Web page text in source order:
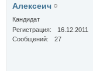
Алексеич
Кандидат
Регистрация
16.12.2011
Сообщений
27